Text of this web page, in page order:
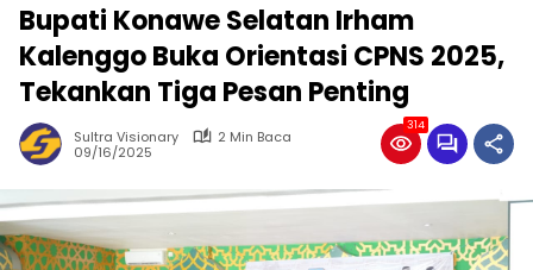
Bupati Konawe Selatan Irham
Kalenggo Buka Orientasi CPNS 2025,
Tekankan Tiga Pesan Penting
Sultra Visionary
2 Min Baca
09/16/2025
314